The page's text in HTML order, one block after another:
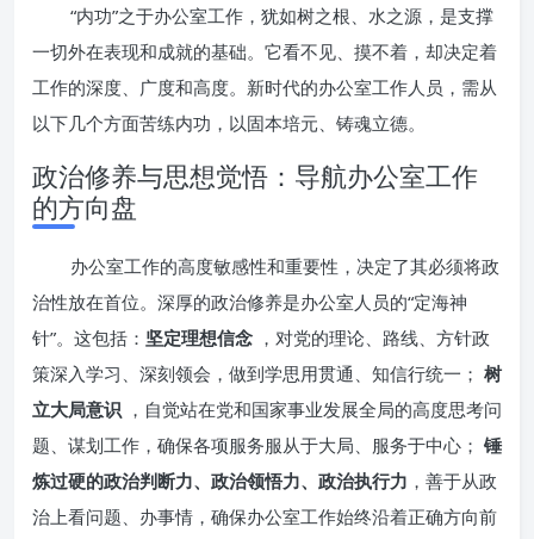
“内功”之于办公室工作，犹如树之根、水之源，是支撑
一切外在表现和成就的基础。它看不见、摸不着，却决定着
工作的深度、广度和高度。新时代的办公室工作人员，需从
以下几个方面苦练内功，以固本培元、铸魂立德。
政治修养与思想觉悟：导航办公室工作
的方向盘
办公室工作的高度敏感性和重要性，决定了其必须将政
治性放在首位。深厚的政治修养是办公室人员的“定海神
针”。这包括： 坚定理想信念 ，对党的理论、路线、方针政
策深入学习、深刻领会，做到学思用贯通、知信行统一； 树
立大局意识 ，自觉站在党和国家事业发展全局的高度思考问
题、谋划工作，确保各项服务服从于大局、服务于中心； 锤
炼过硬的政治判断力、政治领悟力、政治执行力 ，善于从政
治上看问题、办事情，确保办公室工作始终沿着正确方向前